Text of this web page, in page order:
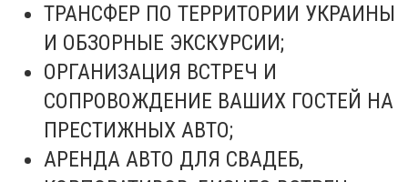
ТРАНСФЕР ПО ТЕРРИТОРИИ УКРАИНЫ
И ОБЗОРНЫЕ ЭКСКУРСИИ;
ОРГАНИЗАЦИЯ ВСТРЕЧ И
СОПРОВОЖДЕНИЕ ВАШИХ ГОСТЕЙ НА
ПРЕСТИЖНЫХ АВТО;
АРЕНДА АВТО ДЛЯ СВАДЕБ,